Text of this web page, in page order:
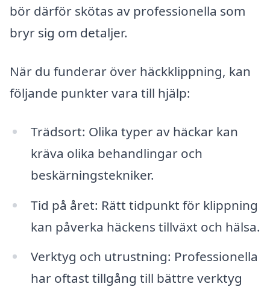
bör därför skötas av professionella som
bryr sig om detaljer.
När du funderar över häckklippning, kan
följande punkter vara till hjälp:
Trädsort: Olika typer av häckar kan
kräva olika behandlingar och
beskärningstekniker.
Tid på året: Rätt tidpunkt för klippning
kan påverka häckens tillväxt och hälsa.
Verktyg och utrustning: Professionella
har oftast tillgång till bättre verktyg